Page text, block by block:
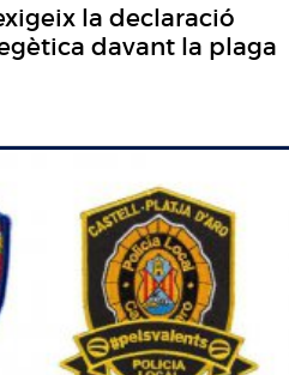
la declaració
davant la plaga